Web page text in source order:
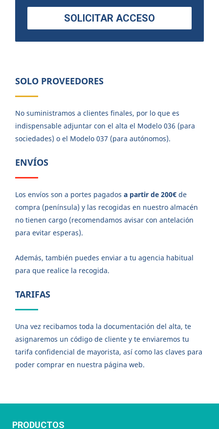
SOLICITAR ACCESO
SOLO PROVEEDORES
No suministramos a clientes finales, por lo que es
indispensable adjuntar con el alta el Modelo 036 (para
sociedades) o el Modelo 037 (para autónomos).
ENVÍOS
Los envíos son a portes pagados a partir de 200€ de
compra (península) y las recogidas en nuestro almacén
no tienen cargo (recomendamos avisar con antelación
para evitar esperas).
Además, también puedes enviar a tu agencia habitual
para que realice la recogida.
TARIFAS
Una vez recibamos toda la documentación del alta, te
asignaremos un código de cliente y te enviaremos tu
tarifa confidencial de mayorista, así como las claves para
poder comprar en nuestra página web.
PRODUCTOS